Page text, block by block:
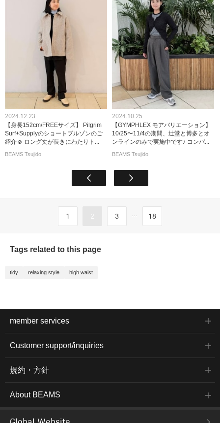
2024.12.23
【身長152cm/FREEサイズ】 Pilgrim
Surf+Supplyのショートブルゾンのご
紹介☺︎ ロング丈が長きにわたりト...
BEAMS Tsujido
2024.10.25
【GYMPHLEX モアバリエーション】
10/25〜11/4の期間、辻堂と博多とオ
ンラインのみで実施中です♪ コンパ...
BEAMS Tsujido
1 2 3 ... 18
Tags related to this page
tidy relaxing style high waist
member services
Customer support/inquiries
規約・方針
About BEAMS